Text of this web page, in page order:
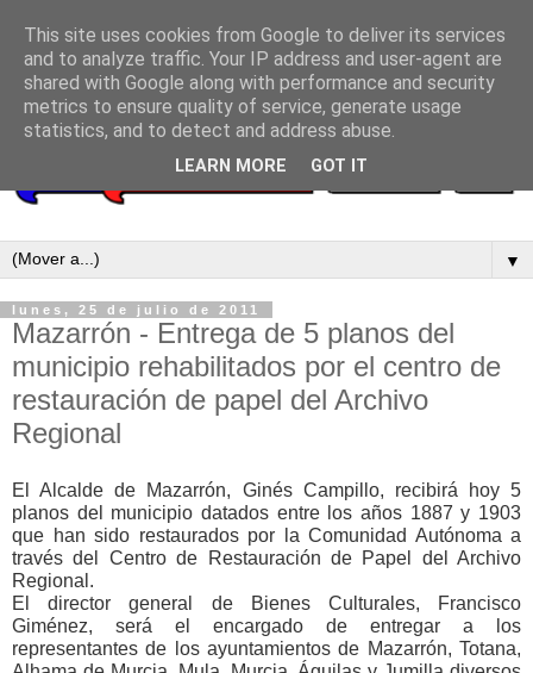
▼
lunes, 25 de julio de 2011
Mazarrón - Entrega de 5 planos del
municipio rehabilitados por el centro de
restauración de papel del Archivo
Regional
El Alcalde de Mazarrón, Ginés Campillo, recibirá hoy 5
planos del municipio datados entre los años 1887 y 1903
que han sido restaurados por la Comunidad Autónoma a
través del Centro de Restauración de Papel del Archivo
Regional.
El director general de Bienes Culturales, Francisco
Giménez, será el encargado de entregar a los
representantes de los ayuntamientos de Mazarrón, Totana,
This site uses cookies from Google to deliver its services
and to analyze traffic. Your IP address and user-agent are
shared with Google along with performance and security
metrics to ensure quality of service, generate usage
statistics, and to detect and address abuse.
LEARN MORE GOT IT